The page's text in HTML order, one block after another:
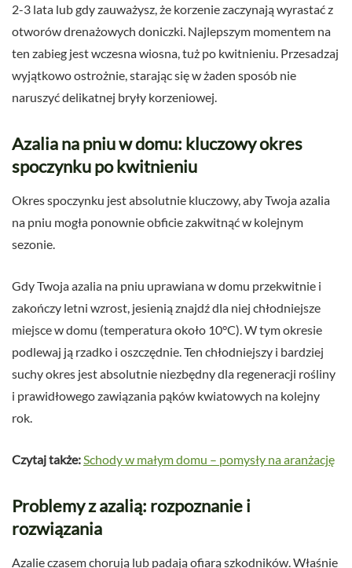
2-3 lata lub gdy zauważysz, że korzenie zaczynają wyrastać z
otworów drenażowych doniczki. Najlepszym momentem na
ten zabieg jest wczesna wiosna, tuż po kwitnieniu. Przesadzaj
wyjątkowo ostrożnie, starając się w żaden sposób nie
naruszyć delikatnej bryły korzeniowej.
Azalia na pniu w domu: kluczowy okres
spoczynku po kwitnieniu
Okres spoczynku jest absolutnie kluczowy, aby Twoja azalia
na pniu mogła ponownie obficie zakwitnąć w kolejnym
sezonie.
Gdy Twoja azalia na pniu uprawiana w domu przekwitnie i
zakończy letni wzrost, jesienią znajdź dla niej chłodniejsze
miejsce w domu (temperatura około 10°C). W tym okresie
podlewaj ją rzadko i oszczędnie. Ten chłodniejszy i bardziej
suchy okres jest absolutnie niezbędny dla regeneracji rośliny
i prawidłowego zawiązania pąków kwiatowych na kolejny
rok.
Czytaj także:Schody w małym domu – pomysły na aranżację
Problemy z azalią: rozpoznanie i
rozwiązania
Azalie czasem chorują lub padają ofiarą szkodników. Właśnie